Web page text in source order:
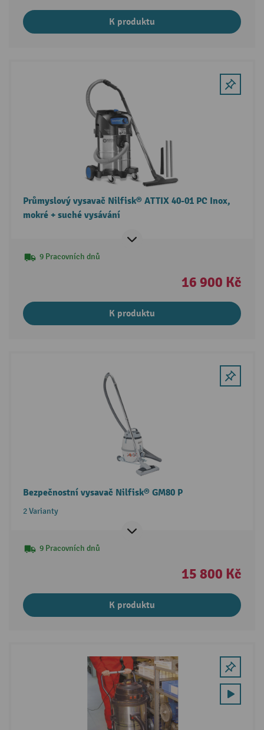
K produktu
Průmyslový vysavač Nilfisk® ATTIX 40-01 PC Inox,
mokré + suché vysávání
9 Pracovních dnů
16 900 Kč
K produktu
Bezpečnostní vysavač Nilfisk® GM80 P
2 Varianty
9 Pracovních dnů
15 800 Kč
K produktu